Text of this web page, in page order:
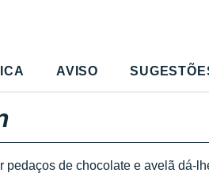
AVISO
pedaços de chocolate e avelã dá-